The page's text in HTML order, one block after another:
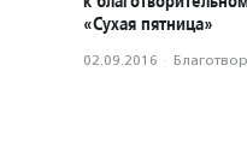
«Сухая пятница»
02.09.2016 ·